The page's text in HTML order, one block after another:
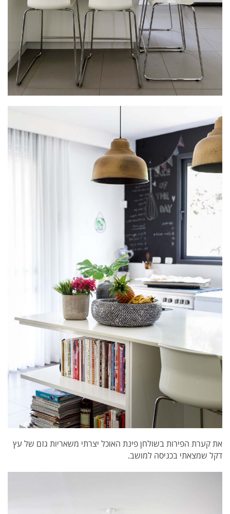
את קערת הפירות בשולחן פינת האוכל יצרתי משאריות גזם של עץ
דקל שמצאתי בכניסה למושב.